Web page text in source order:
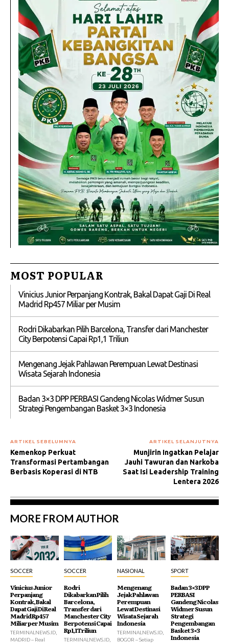
MOST POPULAR
Vinicius Junior Perpanjang Kontrak, Bakal Dapat Gaji Di Real
Madrid Rp457 Miliar per Musim
Rodri Dikabarkan Pilih Barcelona, Transfer dari Manchester
City Berpotensi Capai Rp1,1 Triliun
Mengenang Jejak Pahlawan Perempuan Lewat Destinasi
Wisata Sejarah Indonesia
Badan 3×3 DPP PERBASI Gandeng Nicolas Widmer Susun
Strategi Pengembangan Basket 3×3 Indonesia
ARTIKEL SEBELUMNYA
Kemenkop Perkuat
Transformasi Pertambangan
Berbasis Koperasi di NTB
ARTIKEL SELANJUTNYA
Munjirin Ingatkan Pelajar
Jauhi Tawuran dan Narkoba
Saat Isi Leadership Training
Lentera 2026
MORE FROM AUTHOR
SOCCER
Vinicius Junior
Perpanjang
Kontrak, Bakal
Dapat Gaji Di Real
Madrid Rp457
Miliar per Musim
TERMINALNEWS.ID,
MADRID – Real
SOCCER
Rodri
Dikabarkan Pilih
Barcelona,
Transfer dari
Manchester City
Berpotensi Capai
Rp1,1 Triliun
TERMINALNEWS.ID,
NASIONAL
Mengenang
Jejak Pahlawan
Perempuan
Lewat Destinasi
Wisata Sejarah
Indonesia
TERMINALNEWS.ID,
BOGOR – Setiap
SPORT
Badan 3×3 DPP
PERBASI
Gandeng Nicolas
Widmer Susun
Strategi
Pengembangan
Basket 3×3
Indonesia